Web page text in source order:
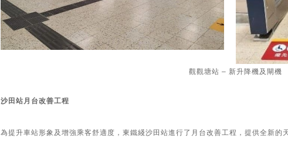
觀觀塘站 – 新升降機及閘機
沙田站月台改善工程
為提升車站形象及增強乘客舒適度，東鐵綫沙田站進行了月台改善工程，提供全新的